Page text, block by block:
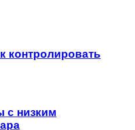
контролировать
с низким